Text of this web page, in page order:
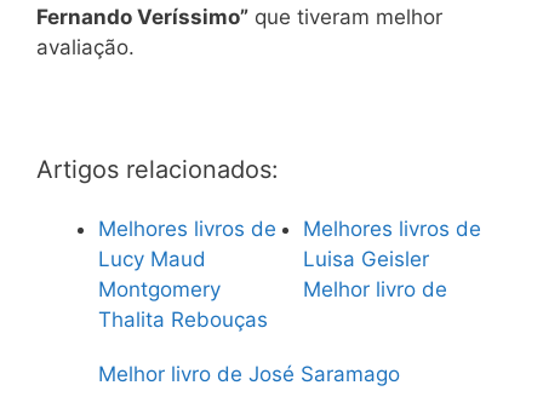
Fernando Veríssimo” que tiveram melhor
avaliação.
Artigos relacionados:
Melhores livros de
Lucy Maud
Montgomery
Melhores livros de
Luisa Geisler
Melhor livro de
Thalita Rebouças
Melhor livro de José Saramago